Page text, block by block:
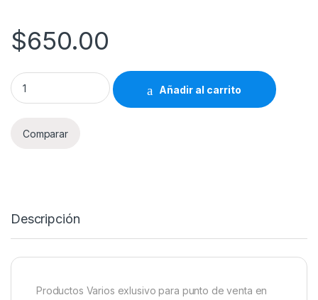
$650.00
Productos Varios Librería Hosanna 650 quantity
Añadir al carrito
Comparar
Descripción
Productos Varios exlusivo para punto de venta en